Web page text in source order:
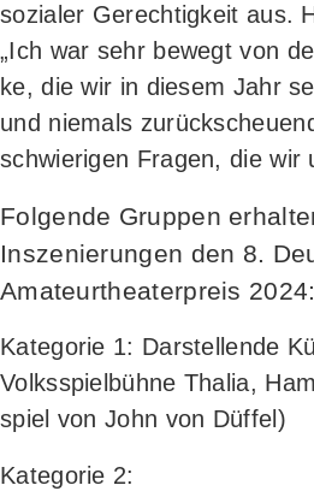
sozia­ler Gerech­tig­keit aus.
„Ich war sehr bewegt von
ke, die wir in die­sem Jahr
und nie­mals
schwie­ri­gen Fra­gen, die wir
Folgende Gruppen
Inszenierungen den 8.
Amateurtheaterpreis 2024:
Kate­go­rie 1: Dar­stel­len­de
Volks­spiel­büh­ne Tha­lia,
spiel von John von Düffel)
Kate­go­rie 2: